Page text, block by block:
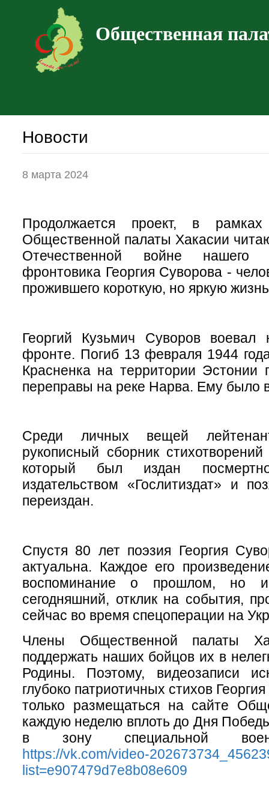
Общественная
Новости
8 марта 2024
Продолжается проект, в
Общественной палаты Хакасии
Отечественной войне нашего
фронтовика Георгия Суворова -
прожившего короткую, но яркую
Георгий Кузьмич Суворов воевал
фронте. Погиб 13 февраля 1944
Красненка на территории Эстонии
переправы на реке Нарва. Ему было
Среди личных вещей
рукописный сборник
который был издан посмертно
издательством «Гослитиздат» и
переиздан.
Спустя 80 лет поэзия Георгия
актуальна. Каждое его
воспоминание о прошлом, но
сегодняшний, отклик на события,
сейчас во время спецоперации на
Члены Общественной палаты
поддержать наших бойцов их в
Родины. Поэтому, видеозаписи
глубоко патриотичных стихов
только размещаться на сайте
каждую неделю вплоть до Дня
в зону специальной
https://vk.com/video-
list=e907479d7e8b08e609